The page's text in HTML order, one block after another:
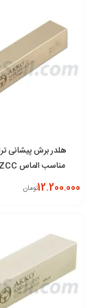
مناسب الماس ZCC برند AKKO
12.200.000تومان